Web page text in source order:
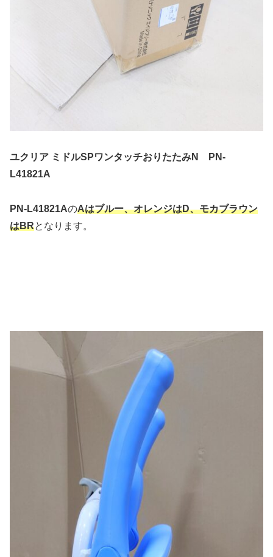
ユクリア ミドルSPワンタッチおりたたみN PN-
L41821A
PN-L41821AのAはブルー、オレンジはD、モカブラウン
はBRとなります。